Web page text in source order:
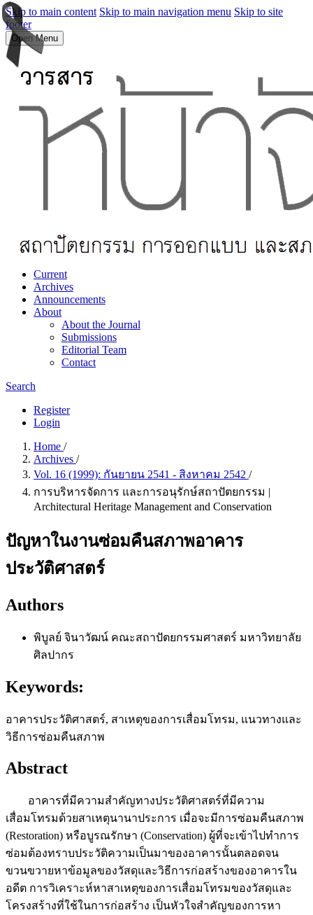
Skip to main content Skip to main navigation menu Skip to site
footer
Open Menu
Current
Archives
Announcements
About
About the Journal
Submissions
Editorial Team
Contact
Search
Register
Login
Home /
Archives /
Vol. 16 (1999): กันยายน 2541 - สิงหาคม 2542 /
การบริหารจัดการ และการอนุรักษ์สถาปัตยกรรม |
Architectural Heritage Management and Conservation
ปัญหาในงานซ่อมคืนสภาพอาคาร
ประวัติศาสตร์
Authors
พิบูลย์ จินาวัฒน์ คณะสถาปัตยกรรมศาสตร์ มหาวิทยาลัย
ศิลปากร
Keywords:
อาคารประวัติศาสตร์, สาเหตุของการเสื่อมโทรม, แนวทางและ
วิธีการซ่อมคืนสภาพ
Abstract
อาคารที่มีความสําคัญทางประวัติศาสตร์ที่มีความ
เสื่อมโทรมด้วยสาเหตุนานาประการ เมื่อจะมีการซ่อมคืนสภาพ
(Restoration) หรือบูรณรักษา (Conservation) ผู้ที่จะเข้าไปทําการ
ซ่อมต้องทราบประวัติความเป็นมาของอาคารนั้นตลอดจน
ขวนขวายหาข้อมูลของวัสดุและวิธีการก่อสร้างของอาคารใน
อดีต การวิเคราะห์หาสาเหตุของการเสื่อมโทรมของวัสดุและ
โครงสร้างที่ใช้ในการก่อสร้าง เป็นหัวใจสําคัญของการหา